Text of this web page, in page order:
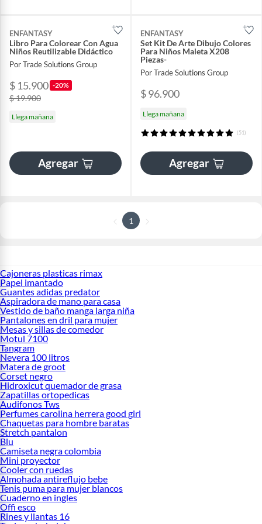
ENFANTASY
Libro Para Colorear Con Agua
Niños Reutilizable Didáctico
Por Trade Solutions Group
$ 15.900 -20%
$ 19.900
Llega mañana
Agregar
ENFANTASY
Set Kit De Arte Dibujo Colores
Para Niños Maleta X208
Piezas-
Por Trade Solutions Group
$ 96.900
Llega mañana
(51)
Agregar
1
Cajoneras plasticas rimax
Papel imantado
Guantes adidas predator
Aspiradora de mano para casa
Vestido de baño manga larga niña
Pantalones en dril para mujer
Mesas y sillas de comedor
Motul 7100
Tangram
Nevera 100 litros
Matera de groot
Corset negro
Hidroxicut quemador de grasa
Zapatillas ortopedicas
Audifonos Tws
Perfumes carolina herrera good girl
Chaquetas para hombre baratas
Stretch pantalon
Blu
Camiseta negra colombia
Mini proyector
Cooler con ruedas
Almohada antireflujo bebe
Tenis puma para mujer blancos
Cuaderno en ingles
Offi esco
Rines y llantas 16